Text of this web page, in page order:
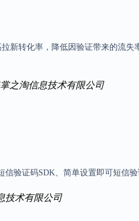
新转化率，降低因验证带来的流失
掌之淘信息技术有限公司
验证码SDK、简单设置即可短信
技术有限公司